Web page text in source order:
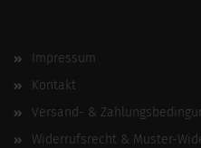
Impressum
Kontakt
Versand- &
Widerrufsrecht & Muster-